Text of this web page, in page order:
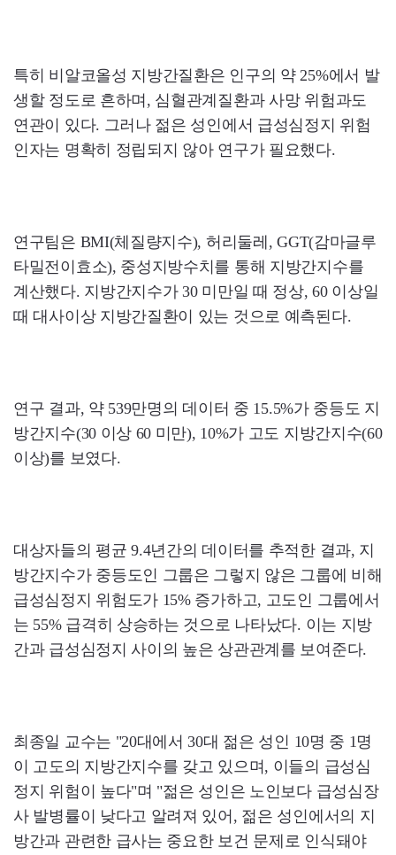
특히 비알코올성 지방간질환은 인구의 약 25%에서 발
생할 정도로 흔하며, 심혈관계질환과 사망 위험과도
연관이 있다. 그러나 젊은 성인에서 급성심정지 위험
인자는 명확히 정립되지 않아 연구가 필요했다.
연구팀은 BMI(체질량지수), 허리둘레, GGT(감마글루
타밀전이효소), 중성지방수치를 통해 지방간지수를
계산했다. 지방간지수가 30 미만일 때 정상, 60 이상일
때 대사이상 지방간질환이 있는 것으로 예측된다.
연구 결과, 약 539만명의 데이터 중 15.5%가 중등도 지
방간지수(30 이상 60 미만), 10%가 고도 지방간지수(60
이상)를 보였다.
대상자들의 평균 9.4년간의 데이터를 추적한 결과, 지
방간지수가 중등도인 그룹은 그렇지 않은 그룹에 비해
급성심정지 위험도가 15% 증가하고, 고도인 그룹에서
는 55% 급격히 상승하는 것으로 나타났다. 이는 지방
간과 급성심정지 사이의 높은 상관관계를 보여준다.
최종일 교수는 "20대에서 30대 젊은 성인 10명 중 1명
이 고도의 지방간지수를 갖고 있으며, 이들의 급성심
정지 위험이 높다"며 "젊은 성인은 노인보다 급성심장
사 발병률이 낮다고 알려져 있어, 젊은 성인에서의 지
방간과 관련한 급사는 중요한 보건 문제로 인식돼야